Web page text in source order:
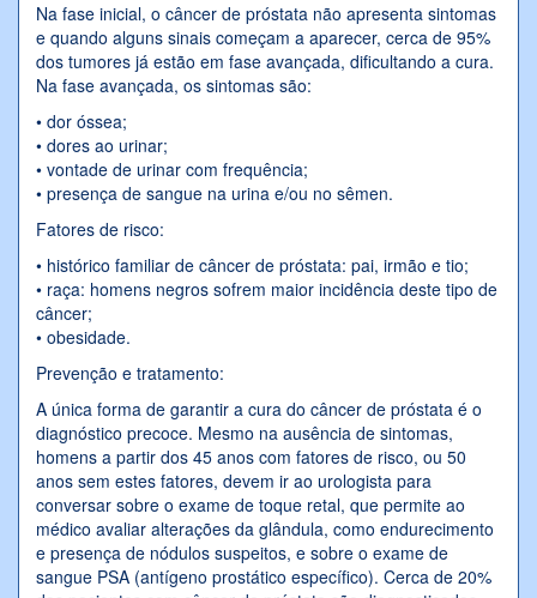
Na fase inicial, o câncer de próstata não apresenta sintomas
e quando alguns sinais começam a aparecer, cerca de 95%
dos tumores já estão em fase avançada, dificultando a cura.
Na fase avançada, os sintomas são:
• dor óssea;
• dores ao urinar;
• vontade de urinar com frequência;
• presença de sangue na urina e/ou no sêmen.
Fatores de risco:
• histórico familiar de câncer de próstata: pai, irmão e tio;
• raça: homens negros sofrem maior incidência deste tipo de
câncer;
• obesidade.
Prevenção e tratamento:
A única forma de garantir a cura do câncer de próstata é o
diagnóstico precoce. Mesmo na ausência de sintomas,
homens a partir dos 45 anos com fatores de risco, ou 50
anos sem estes fatores, devem ir ao urologista para
conversar sobre o exame de toque retal, que permite ao
médico avaliar alterações da glândula, como endurecimento
e presença de nódulos suspeitos, e sobre o exame de
sangue PSA (antígeno prostático específico). Cerca de 20%